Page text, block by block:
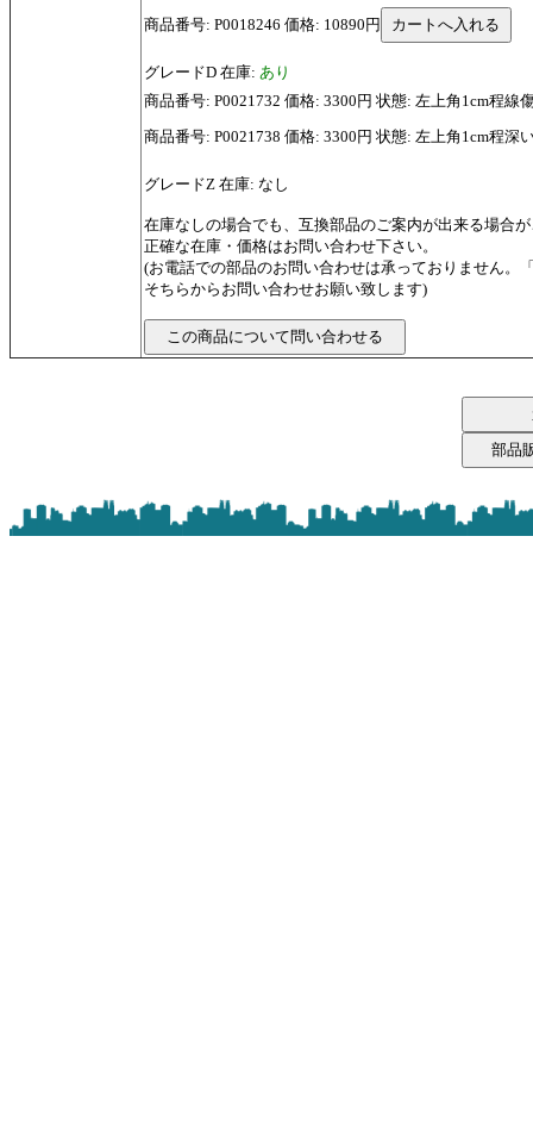
商品番号: P0018246 価格: 10890円
グレードD 在庫: あり
商品番号: P0021732 価格: 3300円 状態: 左上角1cm程線
商品番号: P0021738 価格: 3300円 状態: 左上角1cm程深
グレードZ 在庫: なし
在庫なしの場合でも、互換部品のご案内が出来る場合
正確な在庫・価格はお問い合わせ下さい。
(お電話での部品のお問い合わせは承っておりません。
そちらからお問い合わせお願い致します)